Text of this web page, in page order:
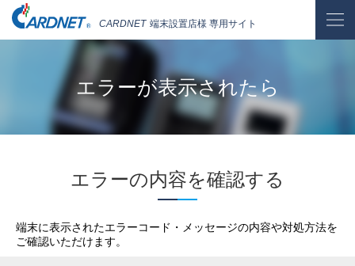
CARDNET 端末設置店様 専用サイト
エラーが表示されたら
エラーの内容を確認する
端末に表示されたエラーコード・メッセージの内容や対処方法を
ご確認いただけます。